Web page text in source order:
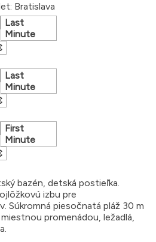
Bratislava
Last
Minute
Last
Minute
First
Minute
bazén, detská postieľka.
izbu pre
Súkromná piesočnatá pláž 30 m
promenádou, ležadlá,